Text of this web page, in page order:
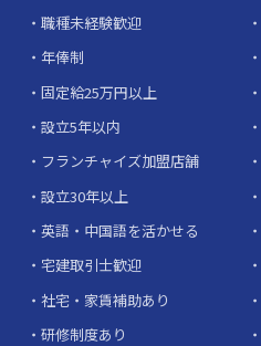
職種未経験歓迎
年俸制
固定給25万円以上
設立5年以内
フランチャイズ加盟店舗
設立30年以上
英語・中国語を活かせる
宅建取引士歓迎
社宅・家賃補助あり
研修制度あり